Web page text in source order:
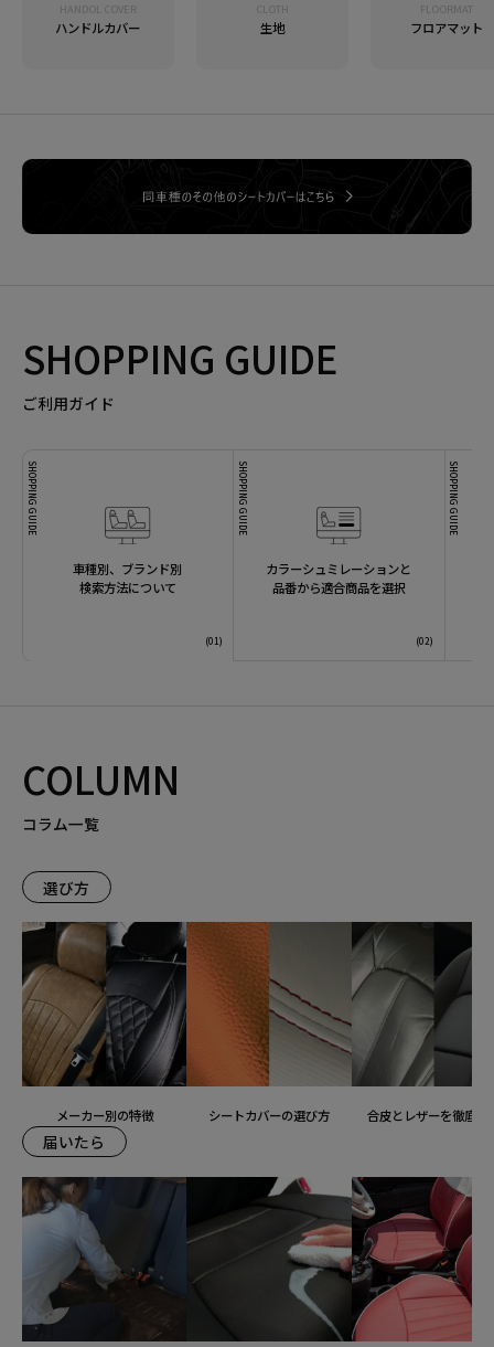
HANDOL COVER
ハンドルカバー
CLOTH
生地
FLOORMAT
フロアマット
SHOPPING GUIDE
ご利用ガイド
SHOPPING GUIDE
車種別、ブランド別
検索方法について
SHOPPING GUIDE
カラーシュミレーションと
品番から適合商品を選択
SHOPPING GUIDE
COLUMN
コラム一覧
選び方
メーカー別の特徴 シートカバーの選び方 合皮とレザーを徹底比
届いたら